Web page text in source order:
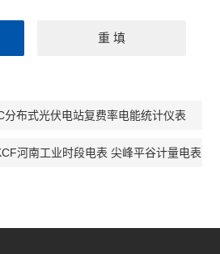
分布式光伏电站复费率电能统计仪表
河南工业时段电表 尖峰平谷计量电表